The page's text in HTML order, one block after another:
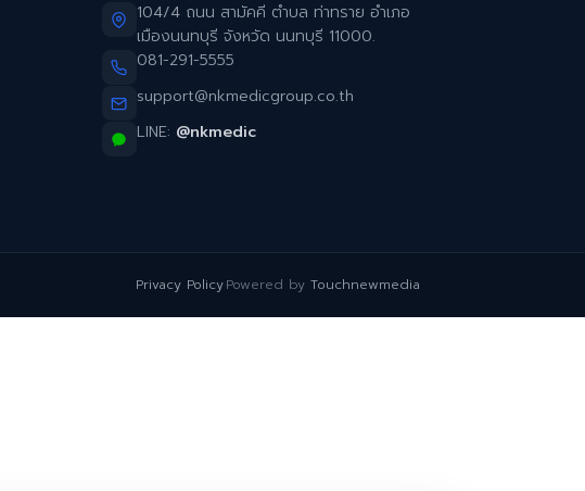
104/4 ถนน สามัคคี ตำบล ท่าทราย อำเภอ
เมืองนนทบุรี จังหวัด นนทบุรี 11000.
081-291-5555
support@nkmedicgroup.co.th
LINE: @nkmedic
Privacy PolicyPowered by Touchnewmedia